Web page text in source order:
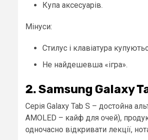
Купа аксесуарів.
Мінуси:
Стилус і клавіатура
Не найдешевша «ігра».
2. Samsung Galaxy
Серія Galaxy Tab S – достойна
AMOLED – кайф для очей),
одночасно відкривати лекції,